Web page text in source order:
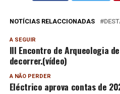
NOTÍCIAS RELACCIONADAS
A SEGUIR
III Encontro de Arqueologia
decorrer.(vídeo)
A NÃO PERDER
Eléctrico aprova contas de